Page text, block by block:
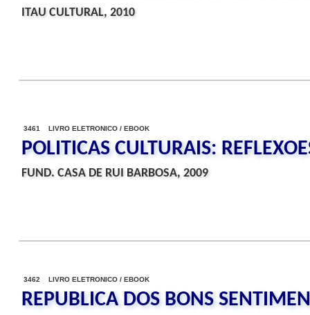
ITAU CULTURAL, 2010
3461 LIVRO ELETRONICO / EBOOK
POLITICAS CULTURAIS:
FUND. CASA DE RUI BARBOSA, 2009
3462 LIVRO ELETRONICO / EBOOK
REPUBLICA DOS BONS